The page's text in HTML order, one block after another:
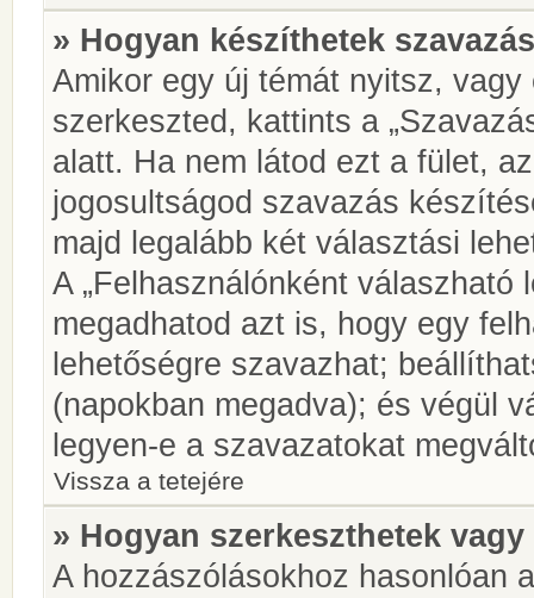
» Hogyan készíthetek
Amikor egy új témát nyitsz,
szerkeszted, kattints a
alatt. Ha nem látod ezt a fület,
jogosultságod szavazás
majd legalább két választási
A „Felhasználónként válaszható
megadhatod azt is, hogy egy
lehetőségre szavazhat;
(napokban megadva); és végül
legyen-e a szavazatokat
Vissza a tetejére
» Hogyan szerkeszthetek
A hozzászólásokhoz hasonlóan